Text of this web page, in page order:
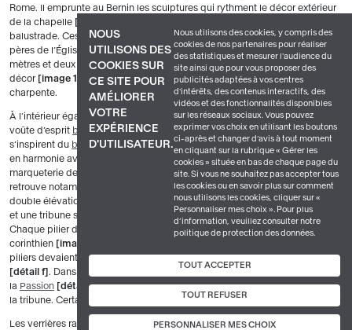
NOUS
UTILISONS DES
COOKIES SUR
CE SITE POUR
AMÉLIORER
VOTRE
EXPÉRIENCE
D'UTILISATEUR.
Nous utilisons des cookies, y compris des
cookies de nos partenaires pour réaliser
des statistiques et mesurer l'audience du
site ainsi que pour vous proposer des
publicités adaptées à vos centres
d'intérêts, des contenus interactifs, des
vidéos et des fonctionnalités disponibles
sur les réseaux sociaux. Vous pouvez
exprimer vos choix en utilisant les boutons
ci-après et changer d’avis à tout moment
en cliquant sur la rubrique « Gérer les
cookies » située en bas de chaque page du
site. Si vous ne souhaitez pas accepter tous
les cookies ou en savoir plus sur comment
nous utilisons les cookies, cliquer sur «
Personnaliser mes choix ». Pour plus
d’information, veuillez consulter notre
politique de protection des données.
TOUT ACCEPTER
TOUT REFUSER
PERSONNALISER MES CHOIX
Rome. Il emprunte au Bernin les sculptures qui rythment le décor extérieur
de la chapelle
balustrade. Ces statues représentent les apôtres, les évangélistes, les
pères de l’Église et les Vertus détail c
. Autrefois, un lanternon haut de 12
mètres et deux groupes d’anges de Coustou et Lepautre complétaient le
décor
image 12
. Cet ensemble a été supprimé en 1765 pour soulager la
charpente.
À l’intérieur également, les marbres polychromes image principale
voûte d’esprit baroqueet l’exubérance décorative du maître-autel
s’inspirent du baroque italien du XVIIe siècle. Ce décor de la chapelle est
en harmonie avec les fastes décoratifs du palais. Le pavement est en
marqueterie de marbre
aux motifs géométriques, et on y
retrouve notamment le monogramme du roi devant le maître-autel. Une
double élévation rythme l’ensemble, avec des arcades au rez-de-chaussée
et une tribune soutenue par des colonnes corinthiennes au premier étage.
Chaque pilier de pierre blanche est surmonté d’une colonne à chapiteau
corinthien
image principale
piliers devaient être plaqués de marbre et ont été sculptés de bas-reliefs
détail f . Dans les
la Passion détail g , alors que les apôtres sont peints sur les plafonds de
la tribune. Certains des anges semblent mimer les scènes de la
Les verrières rappellent la Sainte-Chapelle. Le verre blanc, frangé de fleurs